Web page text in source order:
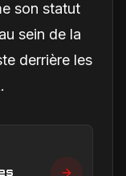
son statut
sein de la
derrière les